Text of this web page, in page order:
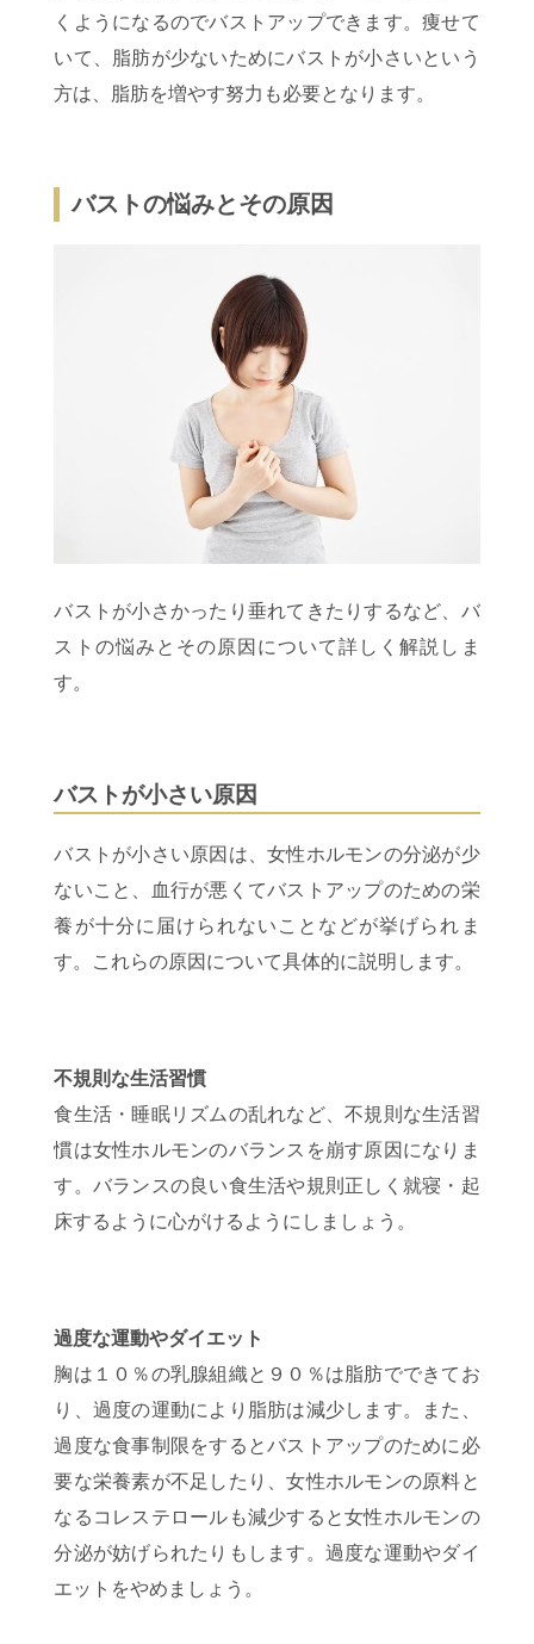
くようになるのでバストアップできます。痩せて
いて、脂肪が少ないためにバストが小さいという
方は、脂肪を増やす努力も必要となります。
バストの悩みとその原因
バストが小さかったり垂れてきたりするなど、バ
ストの悩みとその原因について詳しく解説しま
す。
バストが小さい原因
バストが小さい原因は、女性ホルモンの分泌が少
ないこと、血行が悪くてバストアップのための栄
養が十分に届けられないことなどが挙げられま
す。これらの原因について具体的に説明します。
不規則な生活習慣
食生活・睡眠リズムの乱れなど、不規則な生活習
慣は女性ホルモンのバランスを崩す原因になりま
す。バランスの良い食生活や規則正しく就寝・起
床するように心がけるようにしましょう。
過度な運動やダイエット
胸は１０％の乳腺組織と９０％は脂肪でできてお
り、過度の運動により脂肪は減少します。また、
過度な食事制限をするとバストアップのために必
要な栄養素が不足したり、女性ホルモンの原料と
なるコレステロールも減少すると女性ホルモンの
分泌が妨げられたりもします。過度な運動やダイ
エットをやめましょう。